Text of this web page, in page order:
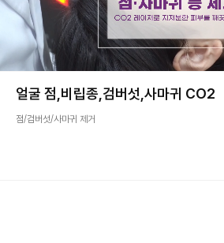
얼굴 점,비립종,검버섯,사마귀 CO2
점/검버섯/사마귀 제거